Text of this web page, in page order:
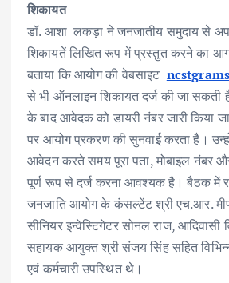
शिकायत
डॉ. आशा लकड़ा ने जनजातीय समुदाय से
शिकायतें लिखित रूप में प्रस्तुत करने का
बताया कि आयोग की वेबसाइट
से भी ऑनलाइन शिकायत दर्ज की जा सकती
के बाद आवेदक को डायरी नंबर जारी किया
पर आयोग प्रकरण की सुनवाई करता है।
आवेदन करते समय पूरा पता, मोबाइल नंबर
पूर्ण रूप से दर्ज करना आवश्यक है। बैठक में
जनजाति आयोग के कंसल्टेंट श्री एच.आर.
सीनियर इन्वेस्टिगेटर सोनल राज, आदिवासी
सहायक आयुक्त श्री संजय सिंह सहित
एवं कर्मचारी उपस्थित थे।